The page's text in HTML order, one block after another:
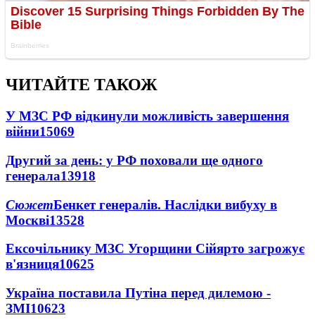
ЧИТАЙТЕ ТАКОЖ
У МЗС РФ відкинули можливість завершення
війни15069
Другий за день: у РФ поховали ще одного
генерала13918
СюжетБенкет генералів. Наслідки вибуху в
Москві13528
Ексочільнику МЗС Угорщини Сійярто загрожує
в'язниця10625
Україна поставила Путіна перед дилемою -
ЗМІ10623